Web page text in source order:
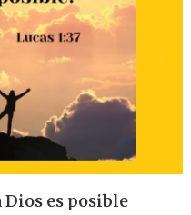
Dios es posible